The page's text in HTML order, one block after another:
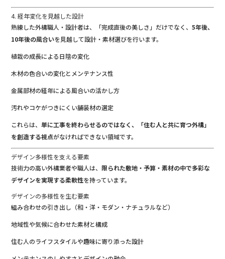
4. 経年変化を見越した設計
熟練した外構職人・設計者は、「完成直後の美しさ」だけでなく、5年後、
10年後の風合いを見越して設計・素材選びを行います。
植栽の成長による日陰の変化
木材の色合いの変化とメンテナンス性
金属部材の経年による風合いの活かし方
汚れやコケがつきにくい舗装材の選定
これらは、単に工事を終わらせるのではなく、「住む人と共に育つ外構」
を創造する視点がなければできない領域です。
デザイン多様性を支える要素
技術力の高い外構業者や職人は、 限られた敷地・予算・素材の中で多彩な
デザインを実現する柔軟性を持っています。
デザインの多様性を生む要素
組み合わせの引き出し（和・洋・モダン・ナチュラルなど）
地域性や気候に合わせた素材と構成
住む人のライフスタイルや趣味に寄り添った設計